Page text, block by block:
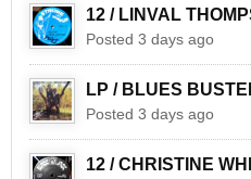
12 / LINVAL
Posted 3 days ago
LP / BLUES
Posted 3 days ago
12 / CHRISTINE